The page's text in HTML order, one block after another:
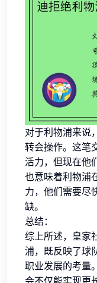
对于利物浦来说
转会操作。这笔
活力，但现在他
也意味着利物浦
力，他们需要尽
缺。
总结：
综上所述，皇家
浦，既反映了球
职业发展的考量
会不仅能实现更